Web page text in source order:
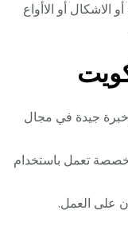
الاشكال أو الاأواع
جيدة في مجال
تعمل باستخدام
على العمل.